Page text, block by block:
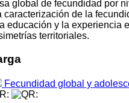
global de fecundidad por
caracterización de la
educación y la experiencia
territoriales.
Fecundidad global y